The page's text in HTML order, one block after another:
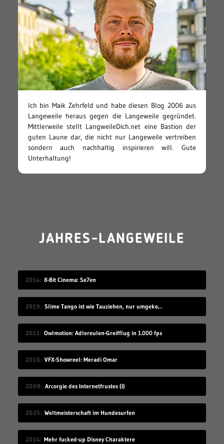
Ich bin Maik Zehrfeld und habe diesen Blog 2006 aus
Langeweile heraus gegen die Langeweile gegründet.
Mittlerweile stellt LangweileDich.net eine Bastion der
guten Laune dar, die nicht nur Langeweile vertreiben
sondern auch nachhaltig inspirieren will. Gute
Unterhaltung!
JAHRES-LANGEWEILE
2014 8-Bit Cinema: Se7en
2019 Slime Tango ist wie Tauziehen, nur umgekehrt
2011 Owlmotion: Adlereulen-Greifflug in 1.000 fps
2016 VFX-Showreel: Meradi Omar
2008 Arcorgie des Internetfrustes (I)
2025 Weltmeisterschaft im Hundesurfen
2014 Mehr fucked-up Disney Charaktere